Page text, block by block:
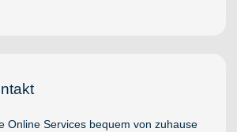
Online Services bequem von zuhause